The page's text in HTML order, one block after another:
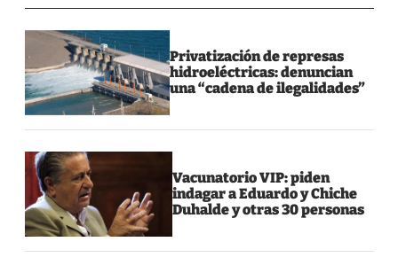
Privatización de represas
hidroeléctricas: denuncian
una “cadena de ilegalidades”
Vacunatorio VIP: piden
indagar a Eduardo y Chiche
Duhalde y otras 30 personas